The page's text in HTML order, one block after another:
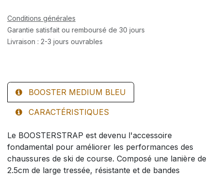
Conditions générales
Garantie satisfait ou remboursé de 30 jours
Livraison : 2-3 jours ouvrables
BOOSTER MEDIUM BLEU
CARACTÉRISTIQUES
Le BOOSTERSTRAP est devenu l'accessoire
fondamental pour améliorer les performances des
chaussures de ski de course. Composé une lanière de
2.5cm de large tressée, résistante et de bandes